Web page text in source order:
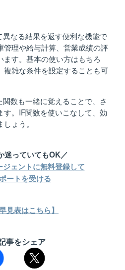
なる結果を返す便利な機能で
管理や給与計算、営業成績の評
す。基本の使い方はもちろ
複雑な条件を設定することも可
数も一緒に覚えることで、さ
す。IF関数を使いこなして、効
ょう。
迷っていてもOK／
ェントに無料登録して
ートを受ける
見表はこちら】
事をシェア